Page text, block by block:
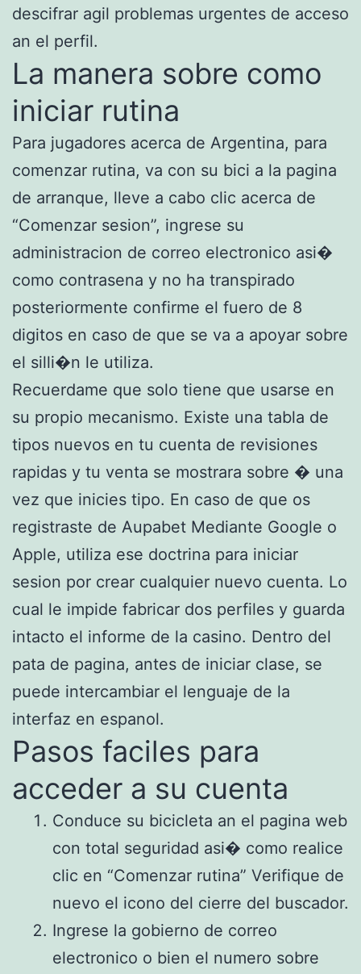
descifrar agil problemas urgentes de acceso
an el perfil.
La manera sobre como
iniciar rutina
Para jugadores acerca de Argentina, para
comenzar rutina, va con su bici a la pagina
de arranque, lleve a cabo clic acerca de
“Comenzar sesion”, ingrese su
administracion de correo electronico asi�
como contrasena y no ha transpirado
posteriormente confirme el fuero de 8
digitos en caso de que se va a apoyar sobre
el silli�n le utiliza.
Recuerdame que solo tiene que usarse en
su propio mecanismo. Existe una tabla de
tipos nuevos en tu cuenta de revisiones
rapidas y tu venta se mostrara sobre � una
vez que inicies tipo. En caso de que os
registraste de Aupabet Mediante Google o
Apple, utiliza ese doctrina para iniciar
sesion por crear cualquier nuevo cuenta. Lo
cual le impide fabricar dos perfiles y guarda
intacto el informe de la casino. Dentro del
pata de pagina, antes de iniciar clase, se
puede intercambiar el lenguaje de la
interfaz en espanol.
Pasos faciles para
acceder a su cuenta
Conduce su bicicleta an el pagina web
con total seguridad asi� como realice
clic en “Comenzar rutina” Verifique de
nuevo el icono del cierre del buscador.
Ingrese la gobierno de correo
electronico o bien el numero sobre